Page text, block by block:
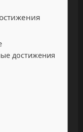
достижения